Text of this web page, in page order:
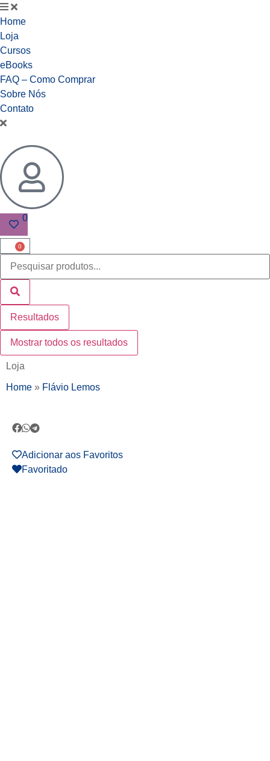
Home
Loja
Cursos
eBooks
FAQ – Como Comprar
Sobre Nós
Contato
0
0
Resultados
Mostrar todos os resultados
Loja
Home » Flávio Lemos
Adicionar aos Favoritos
Favoritado